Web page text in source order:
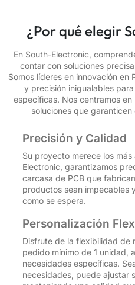
¿Por qué elegir
En South-Electronic,
contar con soluciones
Somos líderes en innovación en
y precisión inigualables
específicas. Nos centramos
soluciones que
Precisión y Calidad
Su proyecto merece los
Electronic, garantizamos
carcasa de PCB que
productos sean impecables
como se espera.
Personalización
Disfrute de la flexibilidad de
pedido mínimo de 1 unidad,
necesidades específicas.
necesidades, puede ajustar